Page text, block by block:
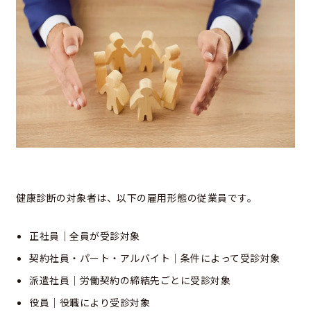
健康診断の対象者は、以下の雇用形態の従業員です。
正社員｜全員が受診対象
契約社員・パート・アルバイト｜条件によって受診対象
派遣社員｜労働契約の締結先ごとに受診対象
役員｜役職により受診対象